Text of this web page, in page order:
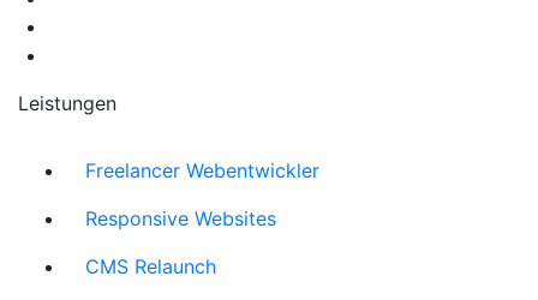
Leistungen
Freelancer Webentwickler
Responsive Websites
CMS Relaunch